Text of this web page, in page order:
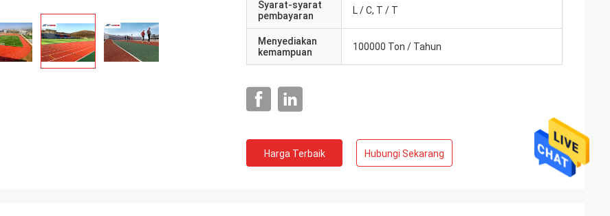
Syarat-syarat
pembayaran
L / C, T / T
Menyediakan
kemampuan
100000 Ton / Tahun
Harga Terbaik Hubungi Sekarang